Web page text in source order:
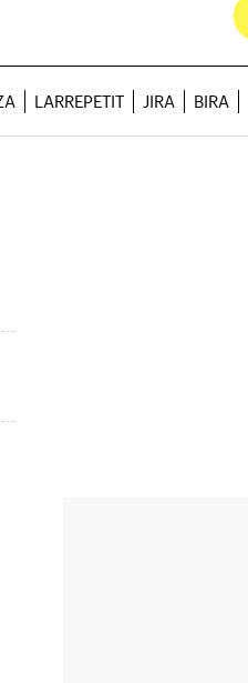
LARREPETIT JIRA BIRA